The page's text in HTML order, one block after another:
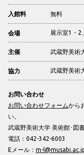
入館料 無料
会場 展示室1・2
主催 武蔵野美術
協力 武蔵野美術
お問い合わせ
お問い合わせフォームから
い。
武蔵野美術大学 美術館･図
電話：042-342-6003
Eメール： m-